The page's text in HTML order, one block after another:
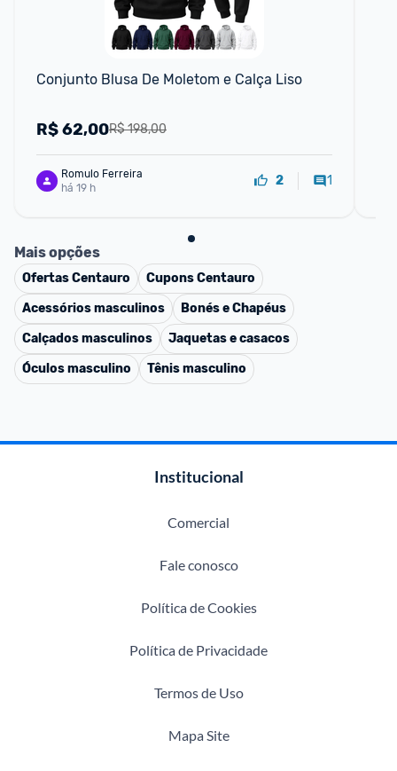
Conjunto Blusa De Moletom e Calça Liso
R$ 198,00
R$62,00
Romulo Ferreira
há 19 h
2 1
Mais opções
OfertasCentauro CuponsCentauro
Acessórios masculinos
Bonés e Chapéus
Calçados masculinos
Jaquetas e casacos
Óculos masculino
Tênis masculino
Institucional
Comercial
Fale conosco
Política de Cookies
Política de Privacidade
Termos de Uso
Mapa Site